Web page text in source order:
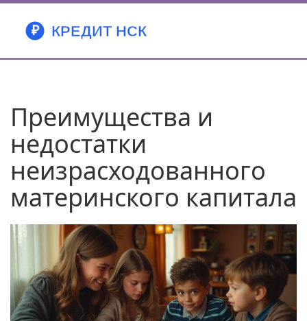
Преимущества и
недостатки
неизрасходованного
материнского капитала